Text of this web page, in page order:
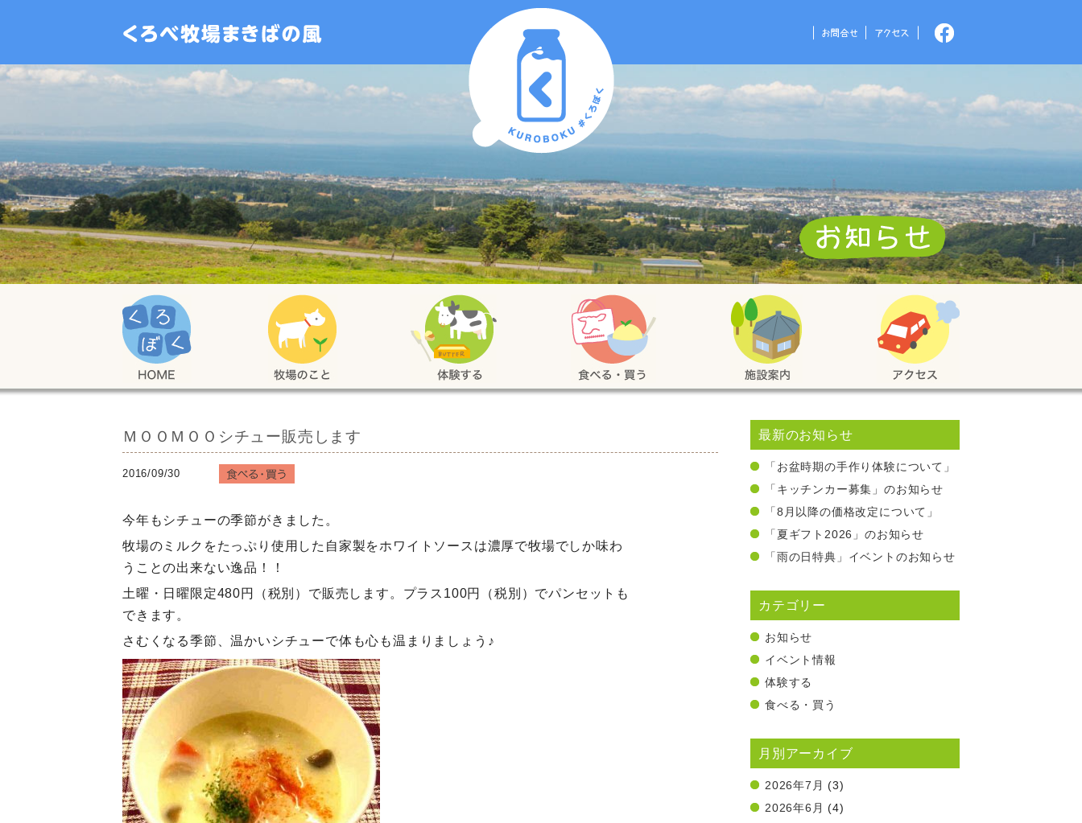
ＭＯＯＭＯＯシチュー販売します
2016/09/30
今年もシチューの季節がきました。
牧場のミルクをたっぷり使用した自家製をホワイトソースは濃厚で牧場でしか味わ
うことの出来ない逸品！！
土曜・日曜限定480円（税別）で販売します。プラス100円（税別）でパンセットも
できます。
さむくなる季節、温かいシチューで体も心も温まりましょう♪
最新のお知らせ
「お盆時期の手作り体験について」
「キッチンカー募集」のお知らせ
「8月以降の価格改定について」
「夏ギフト2026」のお知らせ
「雨の日特典」イベントのお知らせ
カテゴリー
お知らせ
イベント情報
体験する
食べる・買う
月別アーカイブ
2026年7月 (3)
2026年6月 (4)